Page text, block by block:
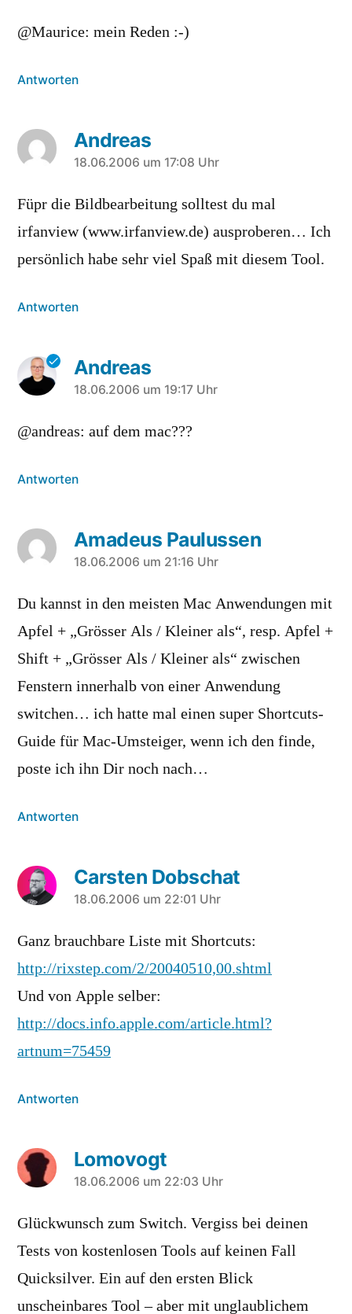
@Maurice: mein Reden :-)
Antworten
Andreas
sagt:
18.06.2006 um 17:08 Uhr
Füpr die Bildbearbeitung solltest du mal
irfanview (www.irfanview.de) ausproberen… Ich
persönlich habe sehr viel Spaß mit diesem Tool.
Antworten
Andreas
sagt:
18.06.2006 um 19:17 Uhr
@andreas: auf dem mac???
Antworten
Amadeus Paulussen
sagt:
18.06.2006 um 21:16 Uhr
Du kannst in den meisten Mac Anwendungen mit
Apfel + „Grösser Als / Kleiner als“, resp. Apfel +
Shift + „Grösser Als / Kleiner als“ zwischen
Fenstern innerhalb von einer Anwendung
switchen… ich hatte mal einen super Shortcuts-
Guide für Mac-Umsteiger, wenn ich den finde,
poste ich ihn Dir noch nach…
Antworten
Carsten Dobschat
sagt:
18.06.2006 um 22:01 Uhr
Ganz brauchbare Liste mit Shortcuts:
http://rixstep.com/2/20040510,00.shtml
Und von Apple selber:
http://docs.info.apple.com/article.html?
artnum=75459
Antworten
Lomovogt
sagt:
18.06.2006 um 22:03 Uhr
Glückwunsch zum Switch. Vergiss bei deinen
Tests von kostenlosen Tools auf keinen Fall
Quicksilver. Ein auf den ersten Blick
unscheinbares Tool – aber mit unglaublichem